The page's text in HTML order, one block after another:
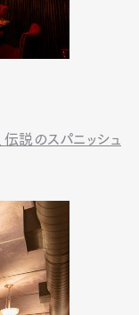
伝説のスパニッシュ